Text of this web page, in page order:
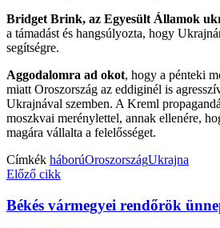
Bridget Brink, az Egyesült Államok
a támadást és hangsúlyozta, hogy
segítségre.
Aggodalomra ad okot, hogy a pénteki
miatt Oroszország az eddiginél is
Ukrajnával szemben. A Kreml
moszkvai merénylettel, annak ellenére,
magára vállalta a felelősséget.
Címkék háborúOroszországUkrajna
Előző cikk
Békés vármegyei rendőrök